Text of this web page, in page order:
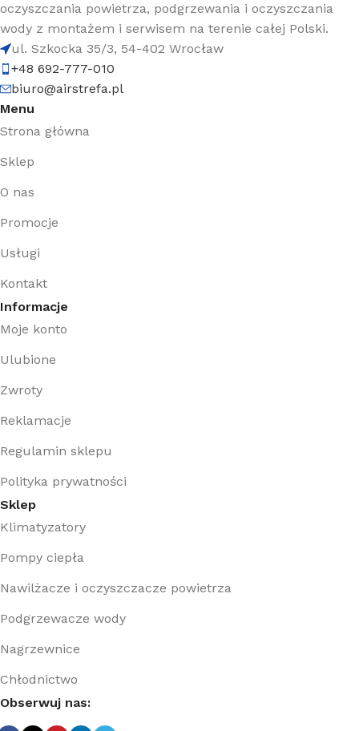
oczyszczania powietrza, podgrzewania i oczyszczania
wody z montażem i serwisem na terenie całej Polski.
ul. Szkocka 35/3, 54-402 Wrocław
+48 692-777-010
biuro@airstrefa.pl
Menu
Strona główna
Sklep
O nas
Promocje
Usługi
Kontakt
Informacje
Moje konto
Ulubione
Zwroty
Reklamacje
Regulamin sklepu
Polityka prywatności
Sklep
Klimatyzatory
Pompy ciepła
Nawilżacze i oczyszczacze powietrza
Podgrzewacze wody
Nagrzewnice
Chłodnictwo
Obserwuj nas: